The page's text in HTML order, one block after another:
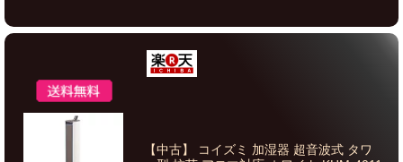
【中古】 コイズミ 加湿器 超音波式 タワ